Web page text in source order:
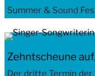
Summer & Sound
Zehntscheune
Der dritte Termin